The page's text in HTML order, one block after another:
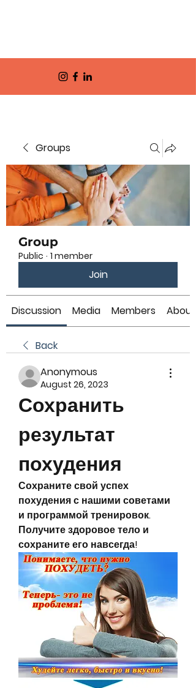
Groups
Group
Public · 1 member
Join
Discussion Media Members About
Back
Anonymous
August 26, 2023
Сохранить
результат
похудения
Сохраните свой успех
похудения с нашими советами
и программой тренировок.
Получите здоровое тело и
сохраните его навсегда!